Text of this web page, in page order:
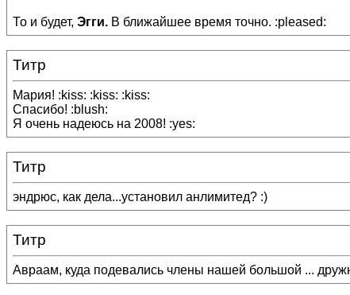
То и будет, Эгги. В ближайшее время точно. :pleased:
Титр
Мария! :kiss: :kiss: :kiss:
Спасибо! :blush:
Я очень надеюсь на 2008! :yes:
Титр
эндрюс, как дела...установил анлимитед? :)
Титр
Авраам, куда подевались члены нашей большой ...